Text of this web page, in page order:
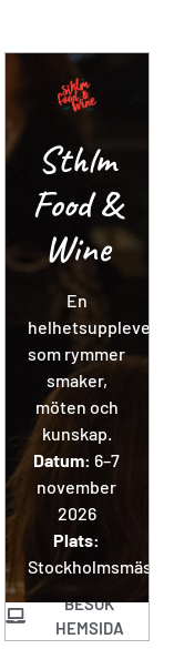
Sthlm
Food &
Wine
En
helhetsupplevelse
som rymmer
smaker,
möten och
kunskap.
Datum: 6–7
november
2026
Plats:
BESÖK
HEMSIDA